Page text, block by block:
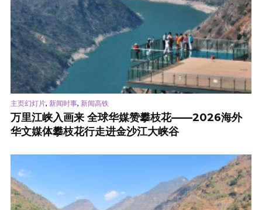
主页幻灯片, 新闻时事, 新闻高铁
万里江峡入画来 全球华媒赞攀枝花——2026海外
华文媒体攀枝花行走进金沙江大峡谷